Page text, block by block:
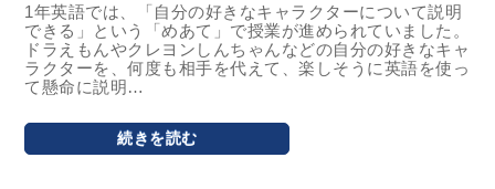
1年英語では、「自分の好きなキャラクターについて説明
できる」という「めあて」で授業が進められていました。
ドラえもんやクレヨンしんちゃんなどの自分の好きなキャ
ラクターを、何度も相手を代えて、楽しそうに英語を使っ
て懸命に説明…
続きを読む